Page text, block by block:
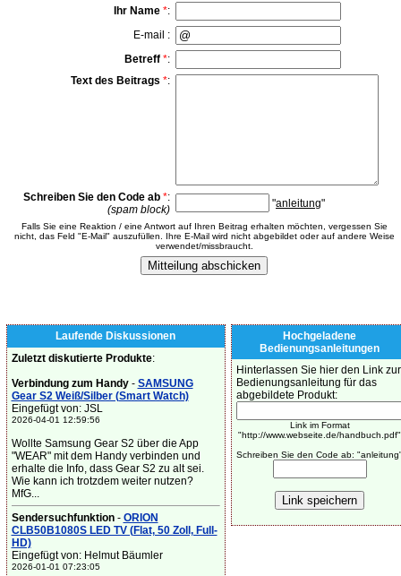
Ihr Name *:
E-mail :
Betreff *:
Text des Beitrags *:
Schreiben Sie den Code ab *:
(spam block)
"anleitung"
Falls Sie eine Reaktion / eine Antwort auf Ihren Beitrag erhalten möchten, vergessen Sie
nicht, das Feld "E-Mail" auszufüllen. Ihre E-Mail wird nicht abgebildet oder auf andere Weise
verwendet/missbraucht.
Laufende Diskussionen
Zuletzt diskutierte Produkte:
Verbindung zum Handy- SAMSUNG
Gear S2 Weiß/Silber (Smart Watch)
Eingefügt von: JSL
2026-04-01 12:59:56
Wollte Samsung Gear S2 über die App
"WEAR" mit dem Handy verbinden und
erhalte die Info, dass Gear S2 zu alt sei.
Wie kann ich trotzdem weiter nutzen?
MfG...
Sendersuchfunktion- ORION
CLB50B1080S LED TV (Flat, 50 Zoll, Full-
HD)
Eingefügt von: Helmut Bäumler
2026-01-01 07:23:05
Hochgeladene
Bedienungsanleitungen
Hinterlassen Sie hier den Link zur
Bedienungsanleitung für das
abgebildete Produkt:
Link im Format
"http://www.webseite.de/handbuch.pdf"
Schreiben Sie den Code ab: